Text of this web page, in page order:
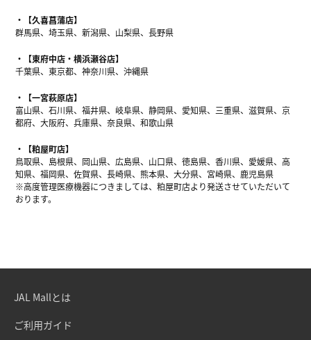
【久喜菖蒲店】
群馬県、埼玉県、新潟県、山梨県、長野県
【東府中店・横浜瀬谷店】
千葉県、東京都、神奈川県、沖縄県
【一宮萩原店】
富山県、石川県、福井県、岐阜県、静岡県、愛知県、三重県、滋賀県、京
都府、大阪府、兵庫県、奈良県、和歌山県
【粕屋町店】
鳥取県、島根県、岡山県、広島県、山口県、徳島県、香川県、愛媛県、高
知県、福岡県、佐賀県、長崎県、熊本県、大分県、宮崎県、鹿児島県
※高度管理医療機器につきましては、粕屋町店より発送させていただいて
おります。
JAL Mallとは
ご利用ガイド